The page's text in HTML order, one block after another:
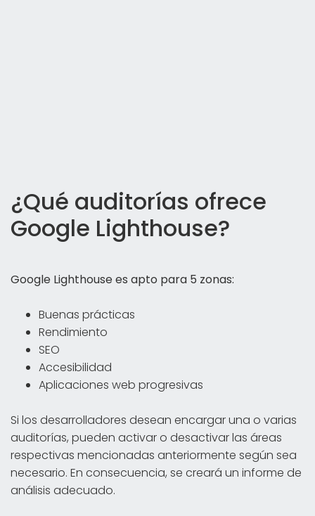
¿Qué auditorías ofrece
Google Lighthouse?
Google Lighthouse es apto para 5 zonas:
Buenas prácticas
Rendimiento
SEO
Accesibilidad
Aplicaciones web progresivas
Si los desarrolladores desean encargar una o varias
auditorías, pueden activar o desactivar las áreas
respectivas mencionadas anteriormente según sea
necesario. En consecuencia, se creará un informe de
análisis adecuado.